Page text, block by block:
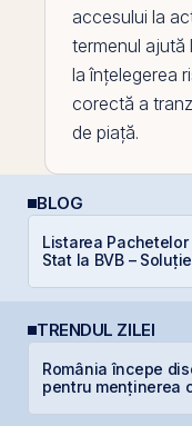
accesului la
termenul ajută
la înțelegerea
corectă a
de piață.
BLOG
Listarea
Stat la BVB –
TRENDUL ZILEI
România începe
pentru menținerea